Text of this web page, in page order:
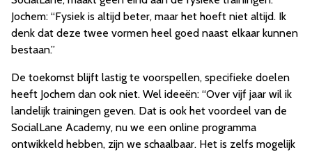
Jochem: “Fysiek is altijd beter, maar het hoeft niet altijd. Ik
denk dat deze twee vormen heel goed naast elkaar kunnen
bestaan.”
De toekomst blijft lastig te voorspellen, specifieke doelen
heeft Jochem dan ook niet. Wel ideeën: “Over vijf jaar wil ik
landelijk trainingen geven. Dat is ook het voordeel van de
SocialLane Academy, nu we een online programma
ontwikkeld hebben, zijn we schaalbaar. Het is zelfs mogelijk